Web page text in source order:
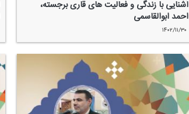
آشنایی با زندگی و فعالیت های قاری برجسته،
احمد ابوالقاسمی
۱۴۰۲/۱۱/۳۰